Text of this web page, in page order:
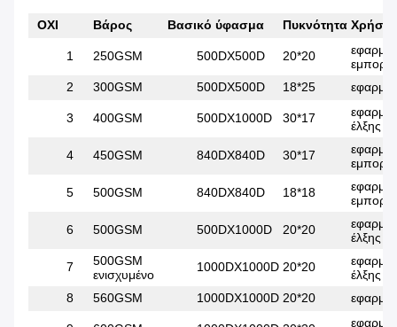
ΟΧΙ Βάρος Βασικό ύφασμα Πυκνότητα Χρήση
1 250GSM 500DX500D 20*20
2
300GSM 500DX500D 18*25
3 400GSM 500DX1000D 30*17
έλξης
4 450GSM 840DX840D 30*17
5 500GSM 840DX840D 18*18
6 500GSM 500DX1000D 20*20
έλξης
7
500GSM
ενισχυμένο
1000DX1000D 20*20
έλξης
8
560GSM 1000DX1000D 20*20